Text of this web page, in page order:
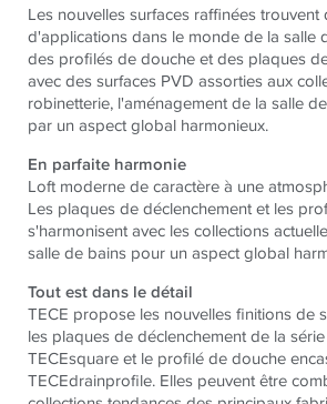
Les nouvelles surfaces raffinées
d'applications dans le monde de la salle
des profilés de douche et des plaques
avec des surfaces PVD assorties aux
robinetterie, l'aménagement de la salle
par un aspect global harmonieux.
En parfaite harmonie
Loft moderne de caractère à une
Les plaques de déclenchement et les
s'harmonisent avec les collections
salle de bains pour un aspect global
Tout est dans le détail
TECE propose les nouvelles finitions de
les plaques de déclenchement de la
TECEsquare et le profilé de douche
TECEdrainprofile. Elles peuvent être